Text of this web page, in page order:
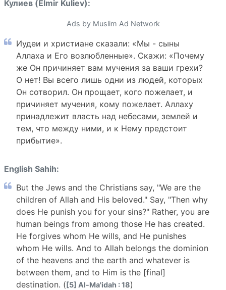
Кулиев (Elmir Kuliev):
Ads by Muslim Ad Network
Иудеи и христиане сказали: «Мы - сыны
Аллаха и Его возлюбленные». Скажи: «Почему
же Он причиняет вам мучения за ваши грехи?
О нет! Вы всего лишь одни из людей, которых
Он сотворил. Он прощает, кого пожелает, и
причиняет мучения, кому пожелает. Аллаху
принадлежит власть над небесами, землей и
тем, что между ними, и к Нему предстоит
прибытие».
English Sahih:
But the Jews and the Christians say, "We are the
children of Allah and His beloved." Say, "Then why
does He punish you for your sins?" Rather, you are
human beings from among those He has created.
He forgives whom He wills, and He punishes
whom He wills. And to Allah belongs the dominion
of the heavens and the earth and whatever is
between them, and to Him is the [final]
destination. ([5] Al-Ma'idah : 18)